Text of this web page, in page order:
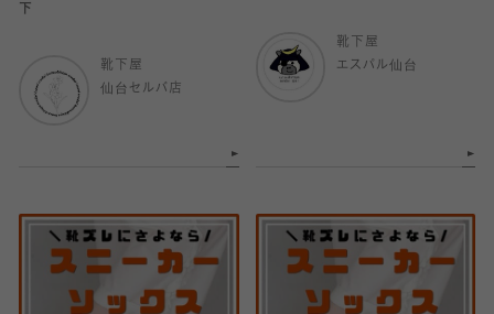
下
靴下屋
仙台セルバ店
靴下屋
エスパル仙台